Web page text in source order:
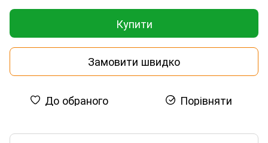
Купити
Замовити швидко
До обраного Порівняти